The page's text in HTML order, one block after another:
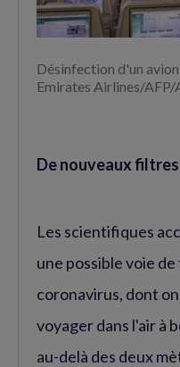
Désinfection d'un
Emirates Airlines/AFP/
De nouveaux filtres
Les scientifiques
une possible voie
coronavirus, dont
voyager dans l'air à
au-delà des deux